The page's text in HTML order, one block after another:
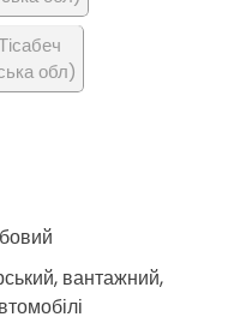
обл)
вантажний,